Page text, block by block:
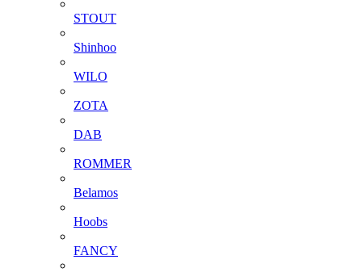
STOUT
Shinhoo
WILO
ZOTA
DAB
ROMMER
Belamos
Hoobs
FANCY